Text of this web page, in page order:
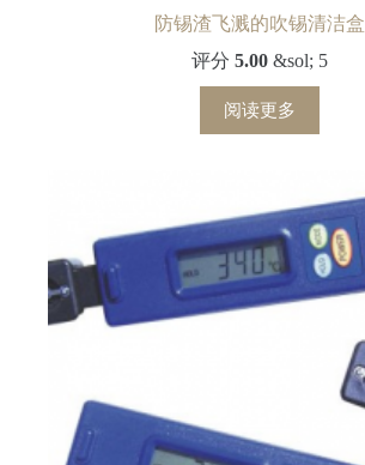
防锡渣飞溅的吹锡清洁盒
评分5.00 &sol; 5
阅读更多